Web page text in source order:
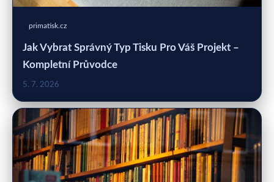
primatisk.cz
Jak Vybrat Správný Typ Tisku Pro Váš Projekt –
Kompletní Průvodce
5. 7. 2026